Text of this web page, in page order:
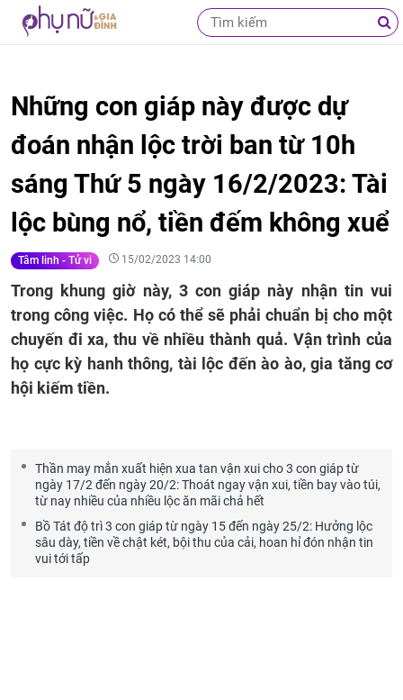
Những con giáp này được dự
đoán nhận lộc trời ban từ 10h
sáng Thứ 5 ngày 16/2/2023: Tài
lộc bùng nổ, tiền đếm không xuể
Tâm linh - Tử vi 15/02/2023 14:00
Trong khung giờ này, 3 con giáp này nhận tin vui
trong công việc. Họ có thể sẽ phải chuẩn bị cho một
chuyến đi xa, thu về nhiều thành quả. Vận trình của
họ cực kỳ hanh thông, tài lộc đến ào ào, gia tăng cơ
hội kiếm tiền.
Thần may mắn xuất hiện xua tan vận xui cho 3 con giáp từ
ngày 17/2 đến ngày 20/2: Thoát ngay vận xui, tiền bay vào túi,
từ nay nhiều của nhiều lộc ăn mãi chả hết
Bồ Tát độ trì 3 con giáp từ ngày 15 đến ngày 25/2: Hưởng lộc
sâu dày, tiền về chật két, bội thu của cải, hoan hỉ đón nhận tin
vui tới tấp